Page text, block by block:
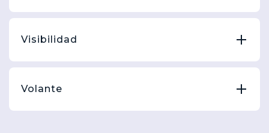
Visibilidad
Volante